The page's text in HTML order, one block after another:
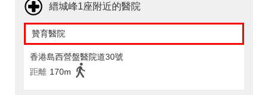
縉城峰1座附近的醫院
贊育醫院
香港島西營盤醫院道30號
距離 170m